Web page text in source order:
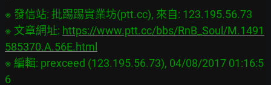
※ 發信站: 批踢踢實業坊(ptt.cc), 來自: 123.195.56.73
※ 文章網址: https://www.ptt.cc/bbs/RnB_Soul/M.1491
585370.A.56E.html
※ 編輯: prexceed (123.195.56.73), 04/08/2017 01:16:5